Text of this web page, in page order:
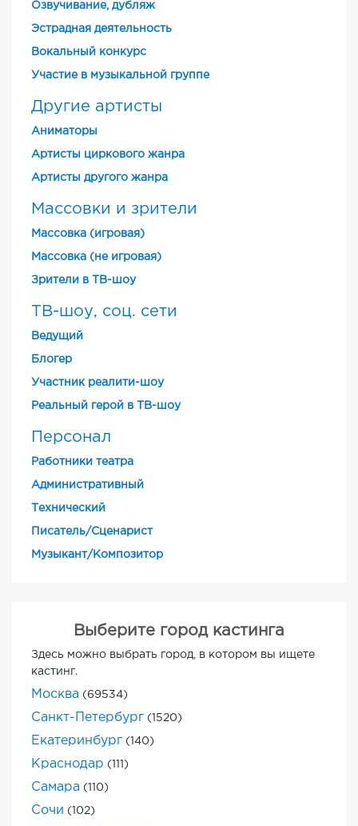
Озвучивание, дубляж
Эстрадная деятельность
Вокальный конкурс
Участие в музыкальной группе
Другие артисты
Аниматоры
Артисты циркового жанра
Артисты другого жанра
Массовки и зрители
Массовка (игровая)
Массовка (не игровая)
Зрители в ТВ-шоу
ТВ-шоу, соц. сети
Ведущий
Блогер
Участник реалити-шоу
Реальный герой в ТВ-шоу
Персонал
Работники театра
Административный
Технический
Писатель/Сценарист
Музыкант/Композитор
Выберите город кастинга
Здесь можно выбрать город, в котором вы ищете
кастинг.
Москва (69534)
Санкт-Петербург (1520)
Екатеринбург (140)
Краснодар (111)
Самара (110)
Сочи (102)